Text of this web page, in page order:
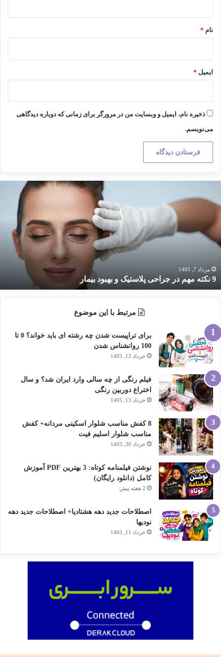
نام *
ایمیل *
ذخیره نام، ایمیل و وبسایت من در مرورگر برای زمانی که دوباره دیدگاهی
می‌نویسم.
مهم
جراحی
پلاستیک
و
بیمارمرداد 7, 1403
9 نکته مهم در جراحی پلاستیک و بهبود بیمار
مرتبط با این موضوع
برای تراپیست شدن چه رشته ای باید خواند؟ 0 تا
100 روانشناس شدن
خرداد 13, 1405
فیلم رنگی از چه سالی وارد ایران شد؟ و سال
اختراع دوربین رنگی
خرداد 13, 1405
8 کفش مناسب شلوار اسکینی مردانه+ کفش
مناسب شلوار اسلیم فیت
خرداد 30, 1405
نوشتن فیلمنامه کوتاه: 3 بهترین PDF آموزش
کامل (دانلود رایگان)
2 هفته پیش
اصطلاحات جدید دهه هشتادیا+ اصطلاحات جدید دهه
نودیها
خرداد 11, 1405